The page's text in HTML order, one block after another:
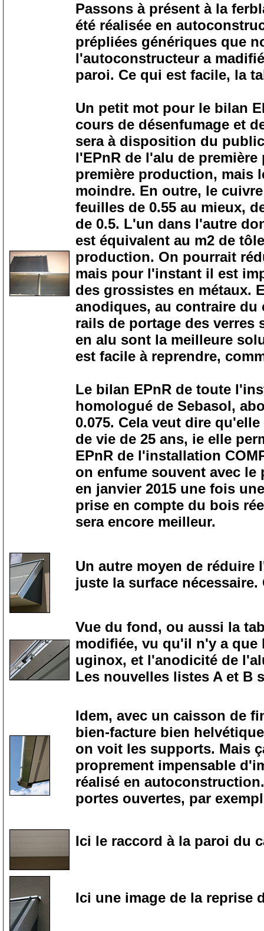
Passons à présent à la
été réalisée en
prépliées génériques que
l'autoconstructeur a
paroi. Ce qui est facile, la
Un petit mot pour le bilan
cours de désenfumage et
sera à disposition du
l'EPnR de l'alu de
première production, mais
moindre. En outre, le
feuilles de 0.55 au mieux,
de 0.5. L'un dans l'autre
est équivalent au m2 de
production. On pourrait
mais pour l'instant il est
des grossistes en métaux.
anodiques, au contraire
rails de portage des verres
en alu sont la meilleure
est facile à reprendre,
Le bilan EPnR de toute
homologué de Sebasol,
0.075. Cela veut dire
de vie de 25 ans, ie elle
EPnR de l'installation
on enfume souvent avec le
en janvier 2015 une fois
prise en compte du bois
sera encore meilleur.
Un autre moyen de réduire
juste la surface
Vue du fond, ou aussi la
modifiée, vu qu'il n'y a que
uginox, et l'anodicité de
Les nouvelles listes A et B
Idem, avec un caisson de
bien-facture bien
on voit les supports. Mais
proprement impensable
réalisé en
portes ouvertes, par
Ici le raccord à la paroi du
Ici une image de la reprise